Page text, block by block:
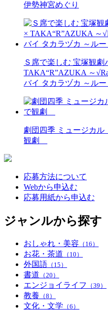
伊勢神宮めぐり
Ｓ席で楽しむ 宝塚観
TAKA“R”AZUKA ～
バイ タカラヅカ ～ルー
劇団四季 ミュージカ
観劇
応募方法について
Webから申込む
応募用紙から申込む
ジャンルから探す
おしゃれ・美容 （16）
お花・茶道 （10）
外国語 （15）
書道 （20）
エンジョイライフ （39）
教養 （8）
文化・文学 （6）